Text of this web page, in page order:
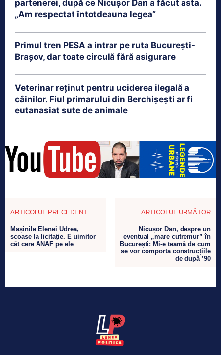
partenerei, după ce Nicușor Dan a făcut asta.
„Am respectat întotdeauna legea”
Primul tren PESA a intrar pe ruta București-
Brașov, dar toate circulă fără asigurare
Veterinar reținut pentru uciderea ilegală a
câinilor. Fiul primarului din Berchișești ar fi
eutanasiat sute de animale
ARTICOLUL PRECEDENT
Mașinile Elenei Udrea,
scoase la licitație. E uimitor
cât cere ANAF pe ele
ARTICOLUL URMĂTOR
Nicușor Dan, despre un
eventual „mare cutremur” în
București: Mi-e teamă de cum
se vor comporta construcțiile
de după ’90